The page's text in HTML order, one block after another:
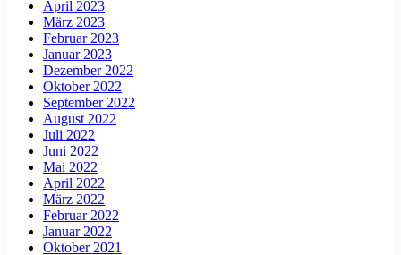
April 2023
März 2023
Februar 2023
Januar 2023
Dezember 2022
Oktober 2022
September 2022
August 2022
Juli 2022
Juni 2022
Mai 2022
April 2022
März 2022
Februar 2022
Januar 2022
Oktober 2021